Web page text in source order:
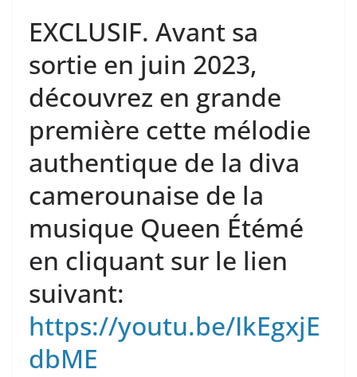
EXCLUSIF. Avant sa
sortie en juin 2023,
découvrez en grande
première cette mélodie
authentique de la diva
camerounaise de la
musique Queen Étémé
en cliquant sur le lien
suivant:
https://youtu.be/IkEgxjE
dbME